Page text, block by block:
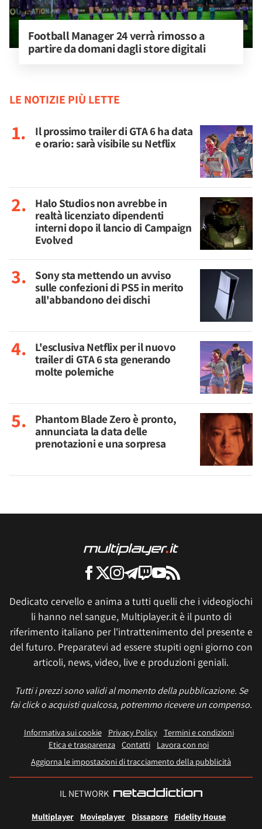
Football Manager 24 verrà rimosso a
partire da domani dagli store digitali
LE NOTIZIE PIÙ LETTE
Il prossimo trailer di GTA 6 ha data
e orario: sarà visibile su Netflix
Halo Studios non avrebbe in
realtà licenziato dipendenti
interni dopo il lancio di Campaign
Evolved
Sony sta mettendo un avviso
sulle confezioni di PS5 in merito
all'abbandono dei dischi
L'esclusiva Netflix per il nuovo
trailer di GTA 6 sta generando
molte polemiche
Phantom Blade Zero è pronto,
annunciata la data delle
prenotazioni e una sorpresa
Dedicato cervello e anima a tutti quelli che i videogiochi
li hanno nel sangue, Multiplayer.it è il punto di
riferimento italiano per l'intrattenimento del presente e
del futuro. Preparatevi ad essere stupiti ogni giorno con
articoli, news, video, live e produzioni geniali.
Tutti i prezzi sono validi al momento della pubblicazione. Se
fai click o acquisti qualcosa, potremmo ricevere un compenso.
Informativa sui cookie Privacy Policy
Termini e condizioni
Etica e trasparenza Contatti
Lavora con noi
Aggiorna le impostazioni di tracciamento della pubblicità
IL NETWORK
Multiplayer Movieplayer Dissapore
Fidelity House